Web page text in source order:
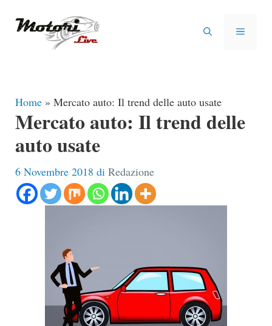
MENU
Home » Mercato auto: Il trend delle auto usate
Mercato auto: Il trend delle
auto usate
6 Novembre 2018 di Redazione